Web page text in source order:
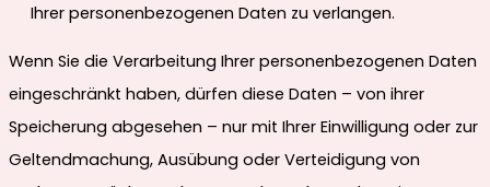
Ihrer personenbezogenen Daten zu verlangen.
Wenn Sie die Verarbeitung Ihrer personenbezogenen Daten
eingeschränkt haben, dürfen diese Daten – von ihrer
Speicherung abgesehen – nur mit Ihrer Einwilligung oder zur
Geltendmachung, Ausübung oder Verteidigung von